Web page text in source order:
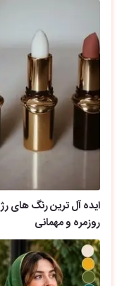
روزمره و مهمانی